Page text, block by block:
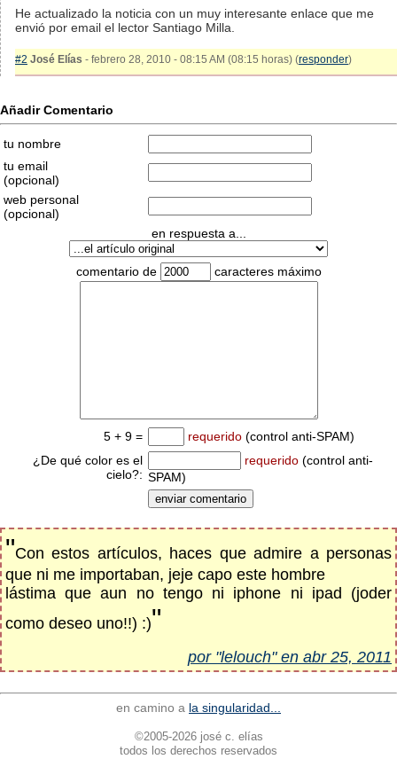
He actualizado la noticia con un muy interesante enlace que me
envió por email el lector Santiago Milla.
#2 José Elías - febrero 28, 2010 - 08:15 AM (08:15 horas) (responder)
Añadir Comentario
tu nombre
tu email
(opcional)
web personal
(opcional)
en respuesta a...
comentario de caracteres máximo
5 + 9 = requerido (control anti-SPAM)
¿De qué color es el
cielo?:
requerido (control anti-
SPAM)
"Con estos artículos, haces que admire a personas
que ni me importaban, jeje capo este hombre
lástima que aun no tengo ni iphone ni ipad (joder
como deseo uno!!) :)"
por "lelouch" en abr 25, 2011
en camino a la singularidad...
©2005-2026 josé c. elías
todos los derechos reservados